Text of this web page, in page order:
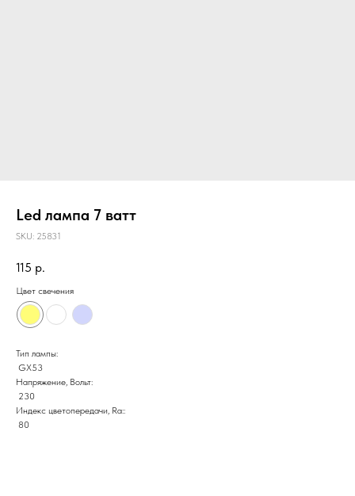
Led лампа 7 ватт
SKU: 25831
115 р.
Цвет свечения
Тип лампы:
GX53
Напряжение, Вольт:
230
Индекс цветопередачи, Ra::
80